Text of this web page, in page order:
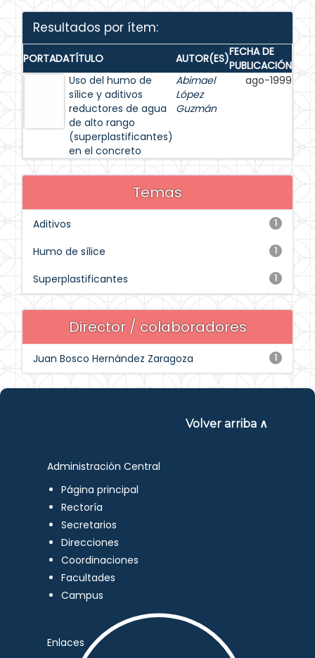
Resultados por ítem:
PORTADATÍTULO AUTOR(ES)FECHA DE
PUBLICACIÓN
Uso del humo de
sílice y aditivos
reductores de agua
de alto rango
(superplastificantes)
en el concreto
Abimael
López
Guzmán
ago-1999
Temas
1
Aditivos
1
Humo de sílice
1
Superplastificantes
Director / colaboradores
1
Juan Bosco Hernández Zaragoza
Volver arriba ∧
Administración Central
Página principal
Rectoría
Secretarios
Direcciones
Coordinaciones
Facultades
Campus
Enlaces